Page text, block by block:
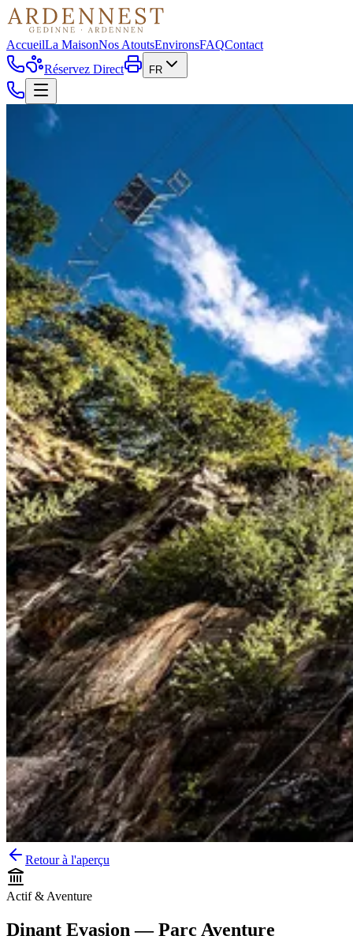
AccueilLa MaisonNos AtoutsEnvironsFAQContact
Réservez Direct
FR
Retour à l'aperçu
Actif & Aventure
Dinant Evasion — Parc Aventure